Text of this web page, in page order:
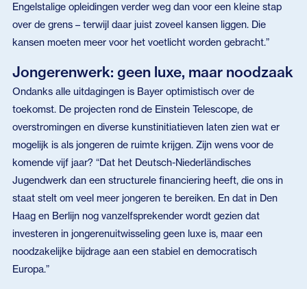
Engelstalige opleidingen verder weg dan voor een kleine stap
over de grens – terwijl daar juist zoveel kansen liggen. Die
kansen moeten meer voor het voetlicht worden gebracht.”
Jongerenwerk: geen luxe, maar noodzaak
Ondanks alle uitdagingen is Bayer optimistisch over de
toekomst. De projecten rond de Einstein Telescope, de
overstromingen en diverse kunstinitiatieven laten zien wat er
mogelijk is als jongeren de ruimte krijgen. Zijn wens voor de
komende vijf jaar? “Dat het Deutsch-Niederländisches
Jugendwerk dan een structurele financiering heeft, die ons in
staat stelt om veel meer jongeren te bereiken. En dat in Den
Haag en Berlijn nog vanzelfsprekender wordt gezien dat
investeren in jongerenuitwisseling geen luxe is, maar een
noodzakelijke bijdrage aan een stabiel en democratisch
Europa.”